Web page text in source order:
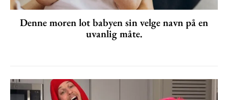
Denne moren lot babyen sin velge navn på en
uvanlig måte.